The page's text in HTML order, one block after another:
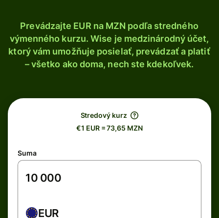
Prevádzajte EUR na MZN podľa stredného
výmenného kurzu. Wise je medzinárodný účet,
ktorý vám umožňuje posielať, prevádzať a platiť
– všetko ako doma, nech ste kdekoľvek.
Stredový kurz
€1 EUR = 73,65 MZN
Suma
EUR